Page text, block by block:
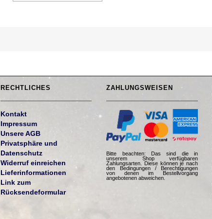
RECHTLICHES
Kontakt
Impressum
Unsere AGB
Privatsphäre und
Datenschutz
Widerruf einreichen
Lieferinformationen
Link zum
Rücksendeformular
ZAHLUNGSWEISEN
Bitte beachten: Das sind die in
unserem Shop verfügbaren
Zahlungsarten. Diese können je nach
den Bedingungen / Berechtigungen
von denen im Bestellvorgang
angebotenen abweichen.